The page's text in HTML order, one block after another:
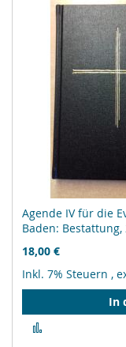
Agende IV für die
Baden:
18,00 €
Inkl. 7% Steuern ,
In